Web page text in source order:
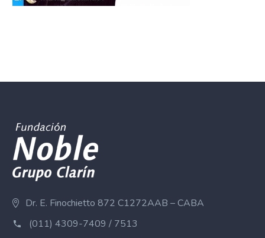
Dr. E. Finochietto 872 C1272AAB – CABA
(011) 4309-7409 / 7513